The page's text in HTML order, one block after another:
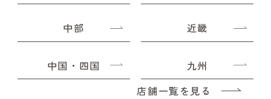
中部 近畿
中国・四国
九州
店舗一覧を見る